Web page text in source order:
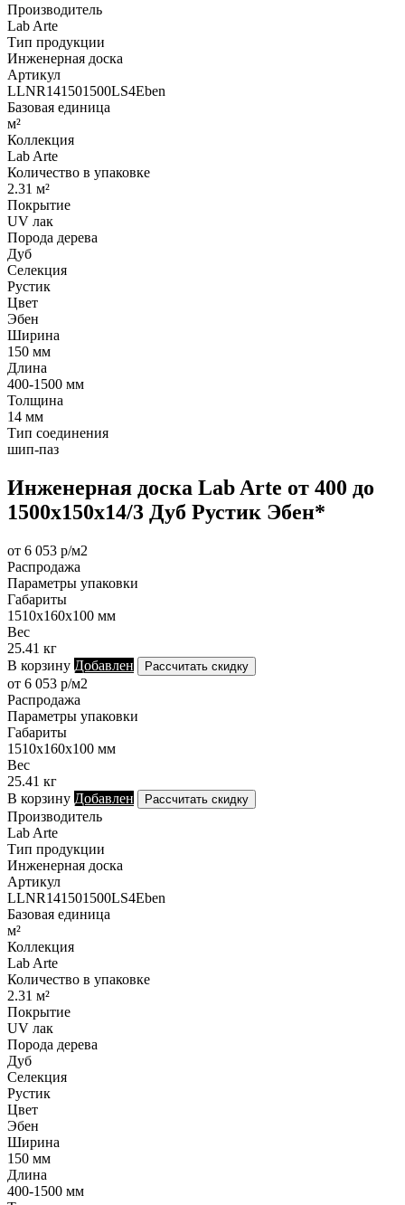
Производитель
Lab Arte
Тип продукции
Инженерная доска
Артикул
LLNR141501500LS4Eben
Базовая единица
м²
Коллекция
Lab Arte
Количество в упаковке
2.31 м²
Покрытие
UV лак
Порода дерева
Дуб
Селекция
Рустик
Цвет
Эбен
Ширина
150 мм
Длина
400-1500 мм
Толщина
14 мм
Тип соединения
шип-паз
Инженерная доска Lab Arte от 400 до
1500х150х14/3 Дуб Рустик Эбен*
от 6 053 р/м2
Распродажа
Параметры упаковки
Габариты
1510х160х100 мм
Вес
25.41 кг
В корзину Добавлен Рассчитать скидку
от 6 053 р/м2
Распродажа
Параметры упаковки
Габариты
1510х160х100 мм
Вес
25.41 кг
В корзину Добавлен Рассчитать скидку
Производитель
Lab Arte
Тип продукции
Инженерная доска
Артикул
LLNR141501500LS4Eben
Базовая единица
м²
Коллекция
Lab Arte
Количество в упаковке
2.31 м²
Покрытие
UV лак
Порода дерева
Дуб
Селекция
Рустик
Цвет
Эбен
Ширина
150 мм
Длина
400-1500 мм